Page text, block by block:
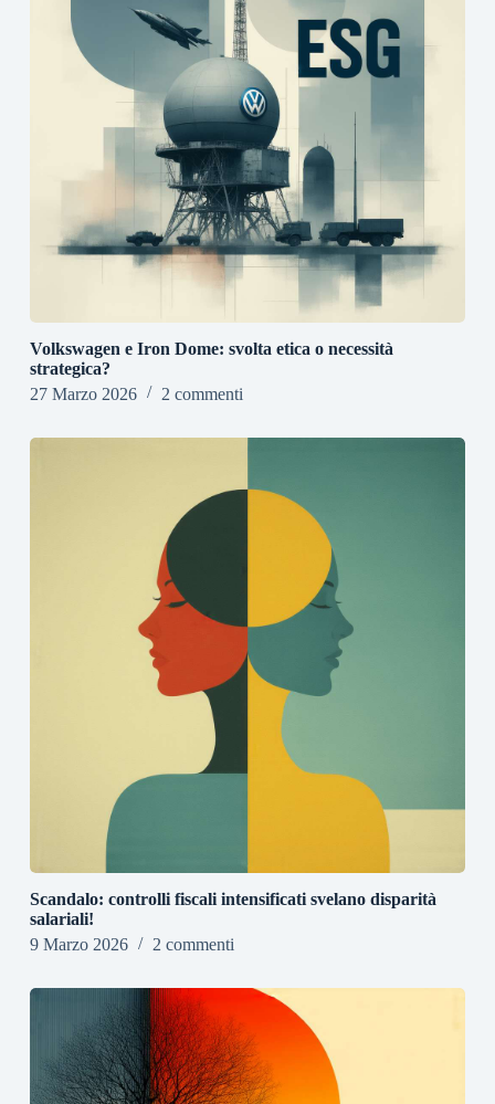
Volkswagen e Iron Dome: svolta etica o necessità
strategica?
27 Marzo 2026
2 commenti
Scandalo: controlli fiscali intensificati svelano disparità
salariali!
9 Marzo 2026
2 commenti